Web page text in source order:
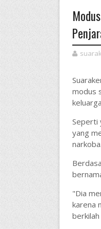
modus
Seperti
yang
narkoba.
"Dia
karena